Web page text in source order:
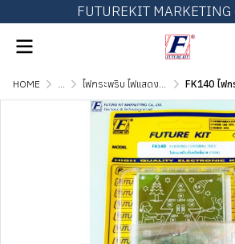
FUTUREKIT MARKETING
HOME ... ไฟกระพริบ ไฟแสดงผล และไฟเกมส์ต่างๆ FK140 ไฟกระพริบ